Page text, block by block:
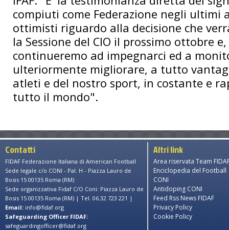
compiuti come Federazione negli ultimi
ottimisti riguardo alla decisione che
la Sessione del CIO il prossimo ottobre
continueremo ad impegnarci ed a
ulteriormente migliorare, a tutto
atleti e del nostro sport, in costante e
tutto il mondo".
Contatti
FIDAF Federazione Italiana di American Football
Sede legale c/o CONI - Pal. H - Piazza Lauro de
Bosis 15 00135 Roma (RM)
Sede organizzativa Fidaf C/O Coni: Piazza Lauro de
Bosis 15 00135 Roma (RM) | Tel. 06.32 723 221 |
Email: info@fidaf.org
Safeguarding Officer FIDAF:
safeguardingofficer@fidaf.org
Altri link
Area riservata Team
Enciclopedia del Football
CONI
Antidoping CONI
Feed Rss News FIDAF
Privacy Policy
Cookie Policy